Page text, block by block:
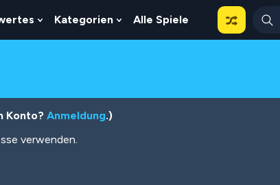
Show
Submenu
Kategorien
Show
Submenu
Alle Spiele
Konto? Anmeldung.)
verwenden.